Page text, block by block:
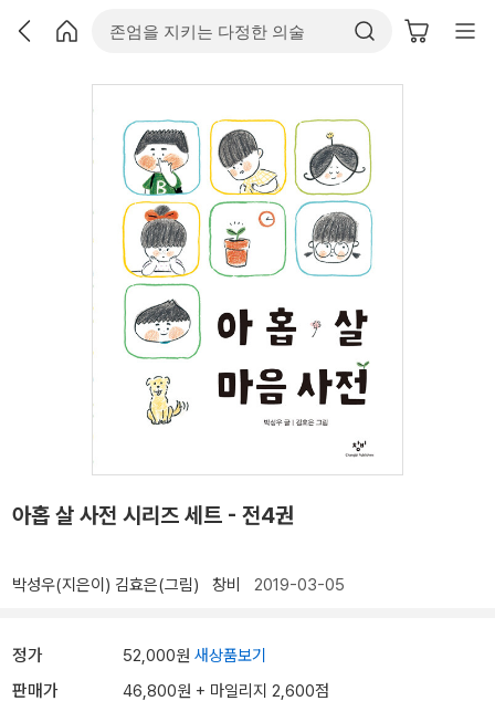
아홉 살 사전 시리즈 세트 - 전4권
박성우(지은이) 김효은(그림) 창비 2019-03-05
정가 52,000원 새상품보기
판매가 46,800원 + 마일리지 2,600점